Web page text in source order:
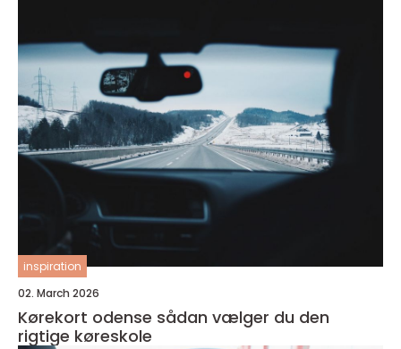
inspiration
02. March 2026
Kørekort odense sådan vælger du den
rigtige køreskole